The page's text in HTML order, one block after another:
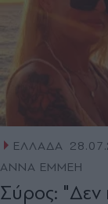
ΕΛΛΑΔΑ
ΑΝΝΑ ΕΜΜΕΗ
Σύρος: "Δεν